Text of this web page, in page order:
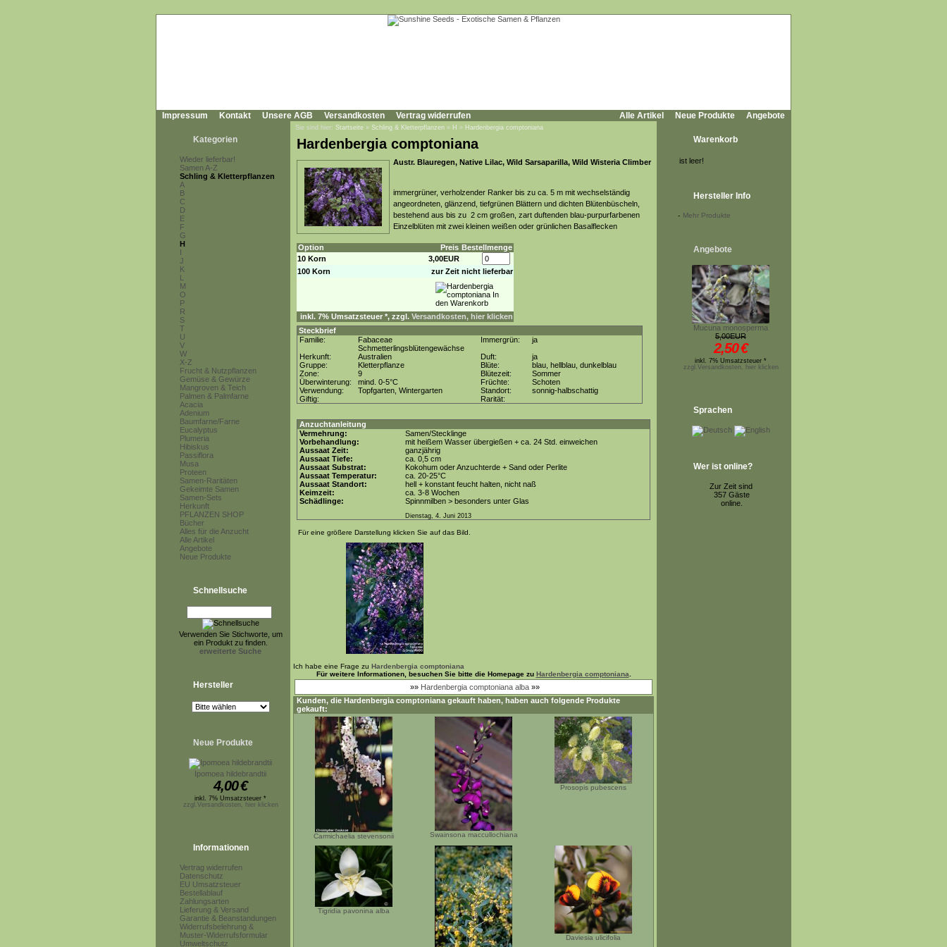
Impressum Kontakt Unsere AGB Versandkosten Vertrag widerrufen Alle Artikel Neue Produkte Angebote
Kategorien
Wieder lieferbar!
Samen A-Z
Schling & Kletterpflanzen
A
B
C
D
E
F
G
H
I
J
K
L
M
O
P
R
S
T
U
V
W
X-Z
Frucht & Nutzpflanzen
Gemüse & Gewürze
Mangroven & Teich
Palmen & Palmfarne
Acacia
Adenium
Baumfarne/Farne
Eucalyptus
Plumeria
Hibiskus
Passiflora
Musa
Proteen
Samen-Raritäten
Gekeimte Samen
Samen-Sets
Herkunft
PFLANZEN SHOP
Bücher
Alles für die Anzucht
Alle Artikel
Angebote
Neue Produkte
Schnellsuche
Verwenden Sie Stichworte, um
ein Produkt zu finden.
erweiterte Suche
Hersteller
Neue Produkte
Ipomoea hildebrandtii
4,00€
inkl. 7% Umsatzsteuer *
zzgl.Versandkosten, hier klicken
Informationen
Vertrag widerrufen
Datenschutz
EU Umsatzsteuer
Bestellablauf
Zahlungsarten
Lieferung & Versand
Garantie & Beanstandungen
Widerrufsbelehrung &
Muster-Widerrufsformular
Umweltschutz
Sie sind hier: Startseite » Schling & Kletterpflanzen » H » Hardenbergia comptoniana
Hardenbergia comptoniana
Austr. Blauregen, Native Lilac, Wild Sarsaparilla, Wild Wisteria Climber
immergrüner, verholzender Ranker bis zu ca. 5 m mit wechselständig
angeordneten, glänzend, tiefgrünen Blättern und dichten Blütenbüscheln,
bestehend aus bis zu 2 cm großen, zart duftenden blau-purpurfarbenen
Einzelblüten mit zwei kleinen weißen oder grünlichen Basalflecken
Option Preis Bestellmenge
10 Korn
3,00EUR
100 Korn
zur Zeit nicht lieferbar
inkl. 7% Umsatzsteuer *, zzgl. Versandkosten, hier klicken
Steckbrief
Familie:
Fabaceae
Schmetterlingsblütengewächse
Immergrün:
ja
Herkunft:
Australien Duft:
ja
Gruppe:
Kletterpflanze Blüte:
blau, hellblau, dunkelblau
Zone:
9 Blütezeit:
Sommer
Überwinterung:
mind. 0-5°C Früchte:
Schoten
Verwendung:
Topfgarten, Wintergarten Standort:
sonnig-halbschattig
Giftig:
Rarität:
Anzuchtanleitung
Vermehrung:
Samen/Stecklinge
Vorbehandlung:
mit heißem Wasser übergießen + ca. 24 Std. einweichen
Aussaat Zeit:
ganzjährig
Aussaat Tiefe:
ca. 0,5 cm
Aussaat Substrat:
Kokohum oder Anzuchterde + Sand oder Perlite
Aussaat Temperatur:
ca. 20-25°C
Aussaat Standort:
hell + konstant feucht halten, nicht naß
Keimzeit:
ca. 3-8 Wochen
Schädlinge:
Spinnmilben > besonders unter Glas
Dienstag, 4. Juni 2013
Für eine größere Darstellung klicken Sie auf das Bild.
Ich habe eine Frage zu Hardenbergia comptoniana
Für weitere Informationen, besuchen Sie bitte die Homepage zu Hardenbergia comptoniana
»» Hardenbergia comptoniana alba»»
Kunden, die Hardenbergia comptoniana gekauft haben, haben auch folgende Produkte
gekauft:
Carmichaelia stevensonii Swainsona maccullochiana
Prosopis pubescens
Tigridia pavonina alba
Daviesia ulicifolia
Warenkorb
ist leer!
Hersteller Info
- Mehr Produkte
Angebote
Mucuna monosperma
5,00EUR
2,50€
inkl. 7% Umsatzsteuer *
zzgl.Versandkosten, hier klicken
Sprachen
Wer ist online?
Zur Zeit sind
357 Gäste
online.